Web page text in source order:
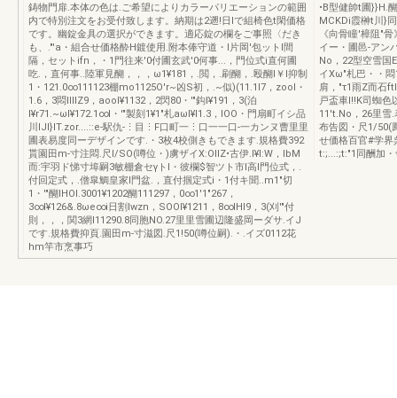
鋳物門扉.本体の色は.ご希望によりカラーパリエーションの範囲
内で特別注文をお受付致します。納期は2遡!日lで組椅色t閑価格
です。幽錠金具の選択ができます。適応錠の欄をご事照〈だき
も、."'a・組合せ価格酔H鍍使用.附本俸守道・l片岡'包ットl間
隔，セットifn，・1門往来'0付圃玄武'0何事...，門位式i直何圃
吃.，直何事..陸軍見醐，，，ω1¥181，.閲，.刷醐，.殴醐l￥l抑制
1・121.0∞111123棚mo1125O'r~凶S初，.~似)(11.1l7，zool・
1.6，3悶IIIIZ9，aool¥1132，2閃80・'"鈎I¥191，3(泊
I¥r71.~ωI¥172.1∞l・'"製刻1¥1"札aωI¥l1.3，lOO・門扇町イシ品
川IJI}lT.zor....::e-駅仇-⋮目⋮F口町一⋮口一一口-一カンヌ曹里里
圃表易度同ーデザインです.・3枚4校側きもできます.規格費392
貰園田m-寸注悶.尺I/SO(噂位・)虜ザイX:OlIZ•古伊.I¥I:W，lbM
而:宇羽ド悌寸埠嗣3敏棚倉セγトl・彼欄$智ツト市l高l門位式，.
付回定式，.僧皐鯛皇家l門盆.，直付掴定式i・1付キ聞..m1"切
1・'"醐IHOI.3001¥1202醐111297，0∞1'1"267，
3∞I¥126&.8ωe∞i日割Iwzn，SOOI¥1211，8∞IHI9，3(刈'"付
則，，，関3網I11290.8同胞NO.27里里雪圃辺隆盛岡ーダサ.イJ
です.規格費抑頁.園田m-寸滋図.尺1!50(噂位嗣).・.イズ0112花
hm竿市烹事巧
•B型健帥t圃}}H.
MCKDi霞榊t川}
《向骨瞳'樟阻"
イー・圃邑-アン
No，22型空雪国
イXω"札巴・・
肩，"τ1雨Z而石
戸盃車I!!K司蜘色
11't.No，26里雪.
布告図・尺1/50(
せ価格百官#学界
t:;...:;t:"1同酬加